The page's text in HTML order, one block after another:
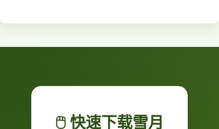
🖱️ 快速下载雪月